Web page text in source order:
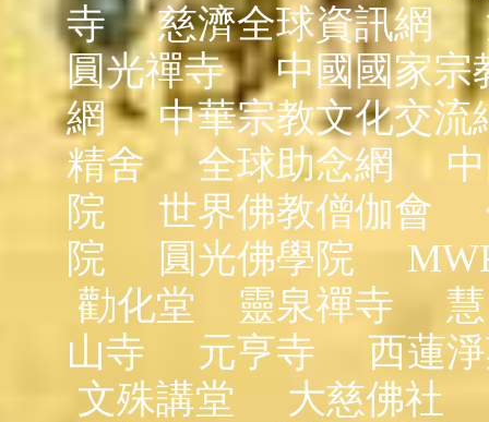
寺
慈濟全球資訊網
圓光禪寺
中國國家宗
網
中華宗教文化交流
精舍
全球助念網
院
世界佛教僧伽會
院
圓光佛學院
勸化堂
靈泉禪寺
山寺
元亨寺
西蓮
文殊講堂
大慈佛社